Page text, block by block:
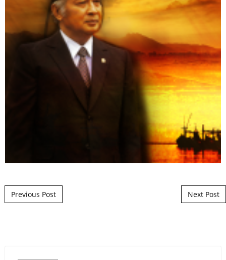
Post navigation
Previous Post Next Post